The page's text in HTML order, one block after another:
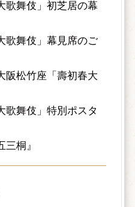
歌舞伎」初芝居の幕
歌舞伎」幕見席のご
阪松竹座「壽初春大
歌舞伎」特別ポスタ
桐』